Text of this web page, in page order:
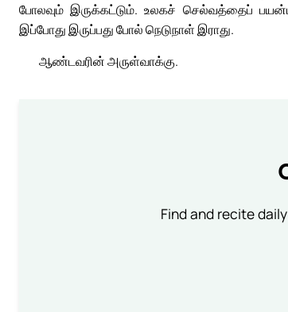
போலவும் இருக்கட்டும். உலகச் செல்வத்தைப்
இப்போது இருப்பது போல் நெடுநாள் இராது.
ஆண்டவரின் அருள்வாக்கு.
Find and recite